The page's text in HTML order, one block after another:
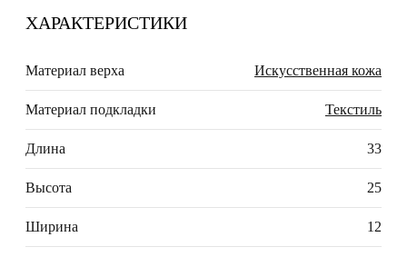
ХАРАКТЕРИСТИКИ
Материал верха Искусственная кожа
Материал подкладки Текстиль
Длина 33
Высота 25
Ширина 12